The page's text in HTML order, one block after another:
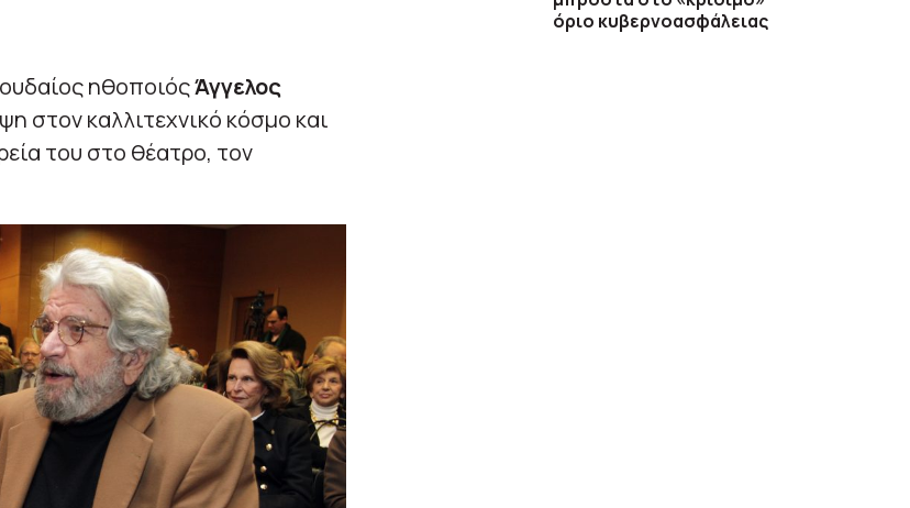
ηθοποιόςΆγγελος
στον καλλιτεχνικό κόσμο και
του στο θέατρο, τον
όριο κυβερνοασφάλειας